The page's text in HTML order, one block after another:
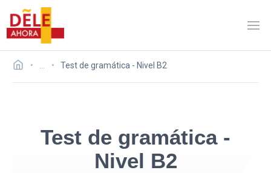
Test de gramática - Nivel B2
Test de gramática -
Nivel B2